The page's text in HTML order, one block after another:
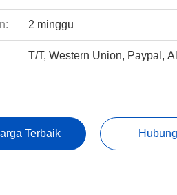
2 minggu
T/T, Western Union, Paypal,
Terbaik